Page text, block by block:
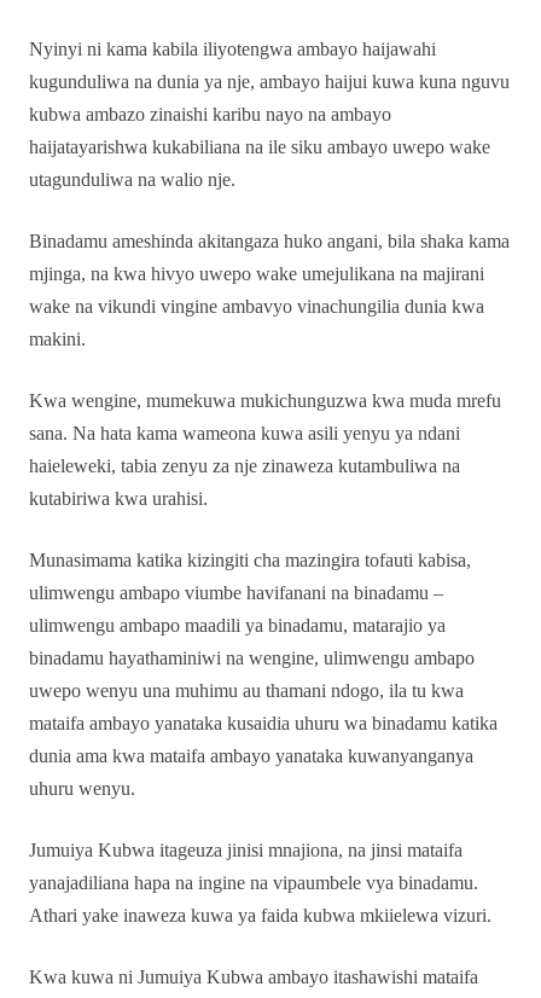
Nyinyi ni kama kabila iliyotengwa ambayo haijawahi
kugunduliwa na dunia ya nje, ambayo haijui kuwa kuna nguvu
kubwa ambazo zinaishi karibu nayo na ambayo
haijatayarishwa kukabiliana na ile siku ambayo uwepo wake
utagunduliwa na walio nje.
Binadamu ameshinda akitangaza huko angani, bila shaka kama
mjinga, na kwa hivyo uwepo wake umejulikana na majirani
wake na vikundi vingine ambavyo vinachungilia dunia kwa
makini.
Kwa wengine, mumekuwa mukichunguzwa kwa muda mrefu
sana. Na hata kama wameona kuwa asili yenyu ya ndani
haieleweki, tabia zenyu za nje zinaweza kutambuliwa na
kutabiriwa kwa urahisi.
Munasimama katika kizingiti cha mazingira tofauti kabisa,
ulimwengu ambapo viumbe havifanani na binadamu –
ulimwengu ambapo maadili ya binadamu, matarajio ya
binadamu hayathaminiwi na wengine, ulimwengu ambapo
uwepo wenyu una muhimu au thamani ndogo, ila tu kwa
mataifa ambayo yanataka kusaidia uhuru wa binadamu katika
dunia ama kwa mataifa ambayo yanataka kuwanyanganya
uhuru wenyu.
Jumuiya Kubwa itageuza jinisi mnajiona, na jinsi mataifa
yanajadiliana hapa na ingine na vipaumbele vya binadamu.
Athari yake inaweza kuwa ya faida kubwa mkiielewa vizuri.
Kwa kuwa ni Jumuiya Kubwa ambayo itashawishi mataifa